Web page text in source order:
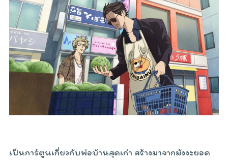
เป็นการ์ตูนเกี่ยวกับพ่อบ้านสุดเก๋า สร้างมาจากมังงะยอด